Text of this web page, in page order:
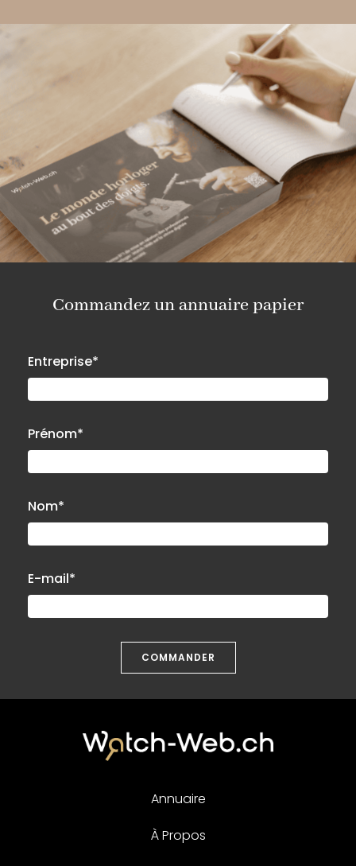
Commandez un annuaire papier
Entreprise*
Prénom*
Nom*
E-mail*
COMMANDER
Annuaire
À Propos